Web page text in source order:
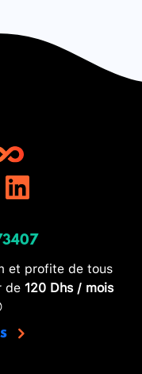
et profite de tous
de 120 Dhs / mois